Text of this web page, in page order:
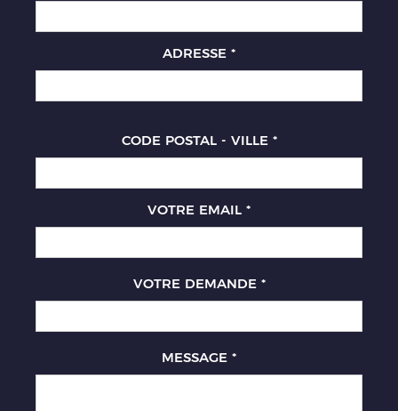
ADRESSE *
CODE POSTAL - VILLE *
VOTRE EMAIL *
VOTRE DEMANDE *
MESSAGE *